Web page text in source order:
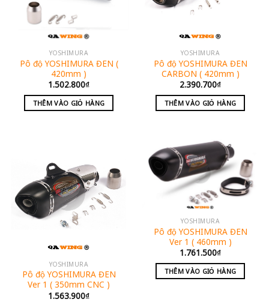
YOSHIMURA
Pô độ YOSHIMURA ĐEN (
420mm )
1.502.800₫
THÊM VÀO GIỎ HÀNG
YOSHIMURA
Pô độ YOSHIMURA ĐEN
CARBON ( 420mm )
2.390.700₫
THÊM VÀO GIỎ HÀNG
YOSHIMURA
Pô độ YOSHIMURA ĐEN
Ver 1 ( 350mm CNC )
1.563.900₫
YOSHIMURA
Pô độ YOSHIMURA ĐEN
Ver 1 ( 460mm )
1.761.500₫
THÊM VÀO GIỎ HÀNG